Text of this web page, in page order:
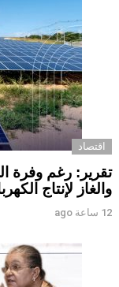
اقتصاد
تقرير: رغم وفرة
والغاز لإنتاج
12 ساعة ago